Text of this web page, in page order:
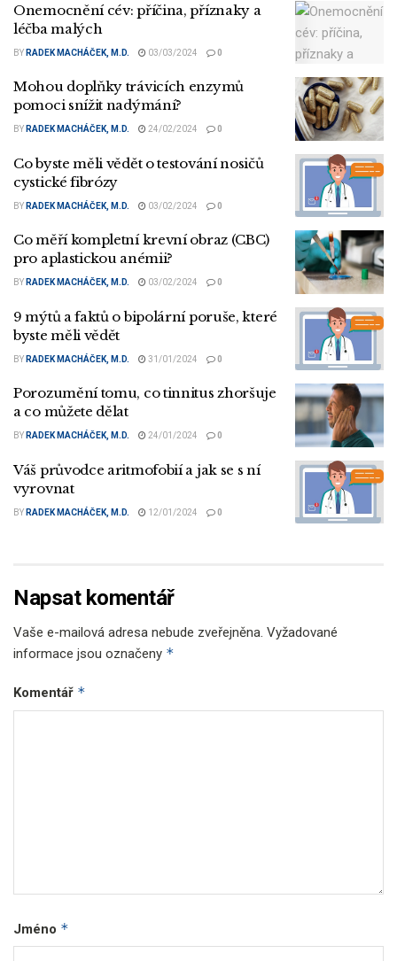
Onemocnění cév: příčina, příznaky a
léčba malých
BY RADEK MACHÁČEK, M.D. 03/03/2024 0
Mohou doplňky trávicích enzymů
pomoci snížit nadýmání?
BY RADEK MACHÁČEK, M.D. 24/02/2024 0
Co byste měli vědět o testování nosičů
cystické fibrózy
BY RADEK MACHÁČEK, M.D. 03/02/2024 0
Co měří kompletní krevní obraz (CBC)
pro aplastickou anémii?
BY RADEK MACHÁČEK, M.D. 03/02/2024 0
9 mýtů a faktů o bipolární poruše, které
byste měli vědět
BY RADEK MACHÁČEK, M.D. 31/01/2024 0
Porozumění tomu, co tinnitus zhoršuje
a co můžete dělat
BY RADEK MACHÁČEK, M.D. 24/01/2024 0
Váš průvodce aritmofobií a jak se s ní
vyrovnat
BY RADEK MACHÁČEK, M.D. 12/01/2024 0
Napsat komentář
Vaše e-mailová adresa nebude zveřejněna. Vyžadované
informace jsou označeny *
Komentář *
Jméno *